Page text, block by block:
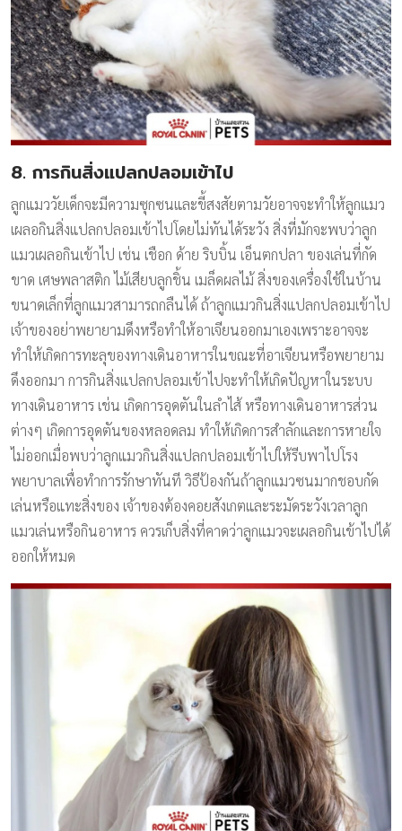
8. การกินสิ่งแปลกปลอมเข้าไป
ลูกแมววัยเด็กจะมีความซุกซนและขี้สงสัยตามวัยอาจจะทำให้ลูกแมว
เผลอกินสิ่งแปลกปลอมเข้าไปโดยไม่ทันได้ระวัง สิ่งที่มักจะพบว่าลูก
แมวเผลอกินเข้าไป เช่น เชือก ด้าย ริบบิ้น เอ็นตกปลา ของเล่นที่กัด
ขาด เศษพลาสติก ไม้เสียบลูกชิ้น เมล็ดผลไม้ สิ่งของเครื่องใช้ในบ้าน
ขนาดเล็กที่ลูกแมวสามารถกลืนได้ ถ้าลูกแมวกินสิ่งแปลกปลอมเข้าไป
เจ้าของอย่าพยายามดึงหรือทำให้อาเจียนออกมาเองเพราะอาจจะ
ทำให้เกิดการทะลุของทางเดินอาหารในขณะที่อาเจียนหรือพยายาม
ดึงออกมา การกินสิ่งแปลกปลอมเข้าไปจะทำให้เกิดปัญหาในระบบ
ทางเดินอาหาร เช่น เกิดการอุดตันในลำไส้ หรือทางเดินอาหารส่วน
ต่างๆ เกิดการอุดตันของหลอดลม ทำให้เกิดการสำลักและการหายใจ
ไม่ออกเมื่อพบว่าลูกแมวกินสิ่งแปลกปลอมเข้าไปให้รีบพาไปโรง
พยาบาลเพื่อทำการรักษาทันที วิธีป้องกันถ้าลูกแมวซนมากชอบกัด
เล่นหรือแทะสิ่งของ เจ้าของต้องคอยสังเกตและระมัดระวังเวลาลูก
แมวเล่นหรือกินอาหาร ควรเก็บสิ่งที่คาดว่าลูกแมวจะเผลอกินเข้าไปได้
ออกให้หมด